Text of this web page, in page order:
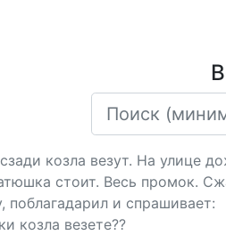
козла везут. На улице
стоит. Весь промок.
и спрашивает:
козла везете??